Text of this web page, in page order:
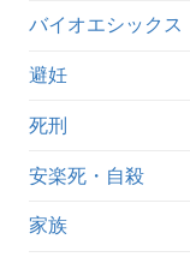
バイオエシックス
避妊
死刑
安楽死・自殺
家族